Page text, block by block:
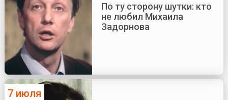
По ту сторону шутки: кто
не любил Михаила
Задорнова
7 июля